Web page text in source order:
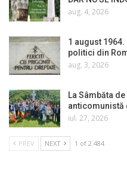
aug. 4, 2026
1 august
politici din
aug. 3, 2026
La Sâmbăta
anticomunistă
iul. 27, 2026
PREV NEXT 1 of 2.484